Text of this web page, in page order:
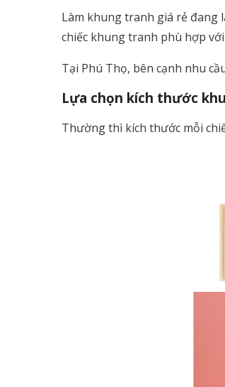
Làm khung tranh giá rẻ đang
chiếc khung tranh phù hợp
Tại Phú Thọ, bên cạnh nhu
Lựa chọn kích thước
Thường thì kích thước mỗi